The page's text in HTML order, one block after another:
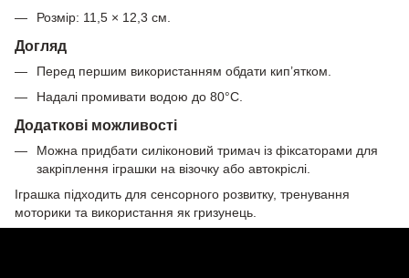
Розмір: 11,5 × 12,3 см.
Догляд
Перед першим використанням обдати кип’ятком.
Надалі промивати водою до 80°C.
Додаткові можливості
Можна придбати силіконовий тримач із фіксаторами для
закріплення іграшки на візочку або автокріслі.
Іграшка підходить для сенсорного розвитку, тренування
моторики та використання як гризунець.